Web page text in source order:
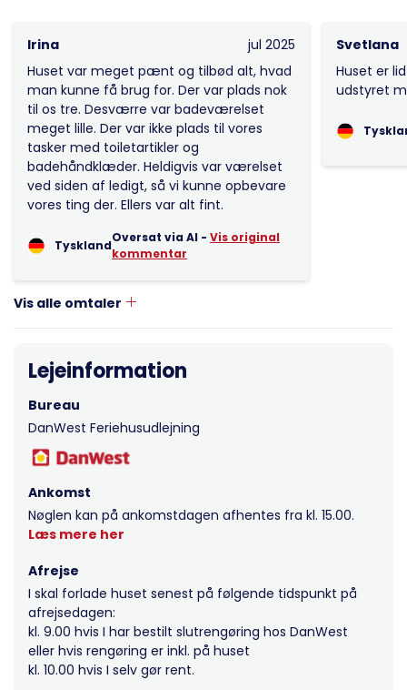
Irina
jul 2025
Huset var meget pænt og tilbød alt, hvad
man kunne få brug for. Der var plads nok
til os tre. Desværre var badeværelset
meget lille. Der var ikke plads til vores
tasker med toiletartikler og
badehåndklæder. Heldigvis var værelset
ved siden af ledigt, så vi kunne opbevare
vores ting der. Ellers var alt fint.
Tyskland
Oversat via AI - Vis original
kommentar
Svetlana
Huset er
udstyret
Vis alle omtaler
Lejeinformation
Bureau
DanWest Feriehusudlejning
Ankomst
Nøglen kan på ankomstdagen afhentes fra kl. 15.00.
Læs mere her
Afrejse
I skal forlade huset senest på følgende tidspunkt på
afrejsedagen:
kl. 9.00 hvis I har bestilt slutrengøring hos DanWest
eller hvis rengøring er inkl. på huset
kl. 10.00 hvis I selv gør rent.